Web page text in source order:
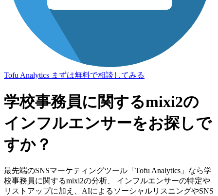
Tofu Analytics まずは無料で相談してみる
学校事務員に関するmixi2の
インフルエンサーをお探しで
すか？
最先端のSNSマーケティングツール「Tofu Analytics」なら学
校事務員に関するmixi2の分析、 インフルエンサーの特定や
リストアップに加え、AIによるソーシャルリスニングやSNS